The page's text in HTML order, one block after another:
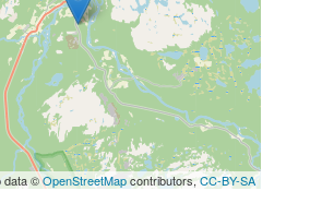
data ©OpenStreetMapcontributors, CC-BY-SA